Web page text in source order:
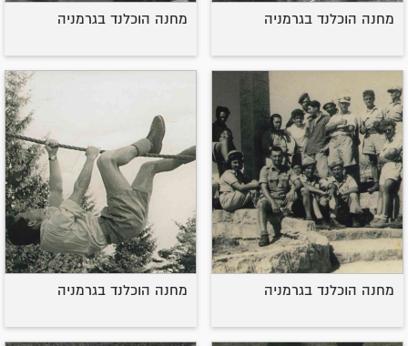
מחנה הוכלנד בגרמניה מחנה הוכלנד בגרמניה
מחנה הוכלנד בגרמניה מחנה הוכלנד בגרמניה